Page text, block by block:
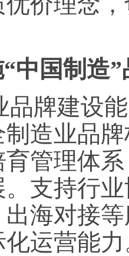
“中国制造
品牌建设
造业品
管理体
支持行
海对接
运营能